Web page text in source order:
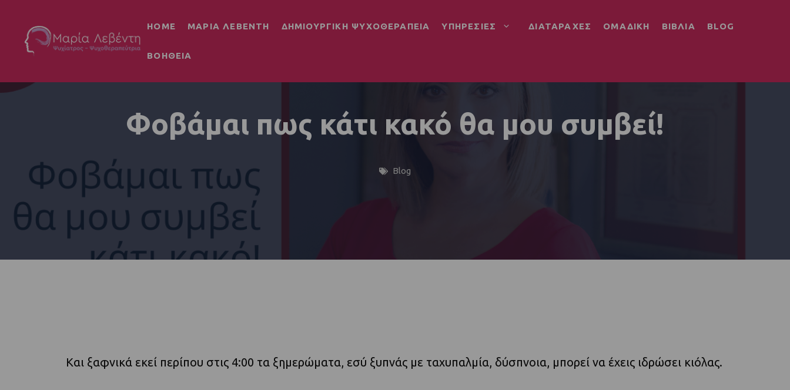
HOME ΜΑΡΙΑ ΛΕΒΕΝΤΗ ΔΗΜΙΟΥΡΓΙΚΗ ΨΥΧΟΘΕΡΑΠΕΙΑ ΥΠΗΡΕΣΙΕΣ ΔΙΑΤΑΡΑΧΕΣ ΟΜΑΔΙΚΗ ΒΙΒΛΙΑ BLOG
ΒΟΗΘΕΙΑ
Φοβάμαι πως κάτι κακό θα μου συμβεί!
Blog
Και ξαφνικά εκεί περίπου στις 4:00 τα ξημερώματα, εσύ ξυπνάς με ταχυπαλμία, δύσπνοια, μπορεί να έχεις ιδρώσει κιόλας.